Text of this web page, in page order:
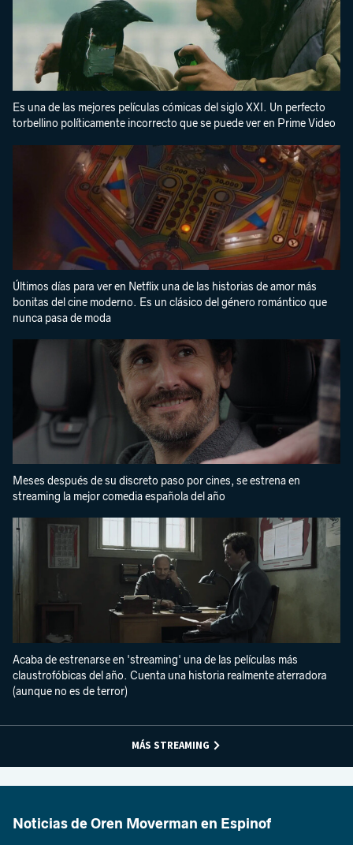
Es una de las mejores películas cómicas del siglo XXI. Un perfecto
torbellino políticamente incorrecto que se puede ver en Prime Video
Últimos días para ver en Netflix una de las historias de amor más
bonitas del cine moderno. Es un clásico del género romántico que
nunca pasa de moda
Meses después de su discreto paso por cines, se estrena en
streaming la mejor comedia española del año
Acaba de estrenarse en 'streaming' una de las películas más
claustrofóbicas del año. Cuenta una historia realmente aterradora
(aunque no es de terror)
MÁS STREAMING
Noticias de Oren Moverman en Espinof